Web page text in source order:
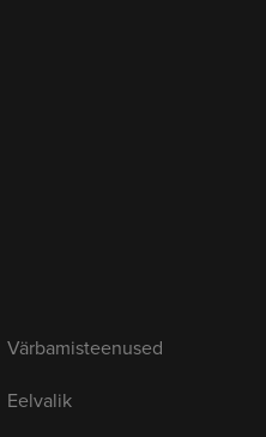
Värbamisteenused
Eelvalik